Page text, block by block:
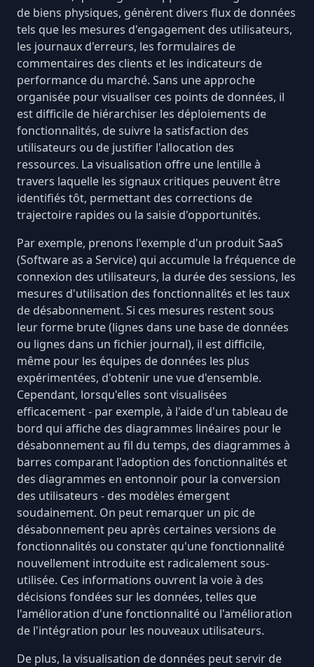
de biens physiques, génèrent divers flux de données
tels que les mesures d'engagement des utilisateurs,
les journaux d'erreurs, les formulaires de
commentaires des clients et les indicateurs de
performance du marché. Sans une approche
organisée pour visualiser ces points de données, il
est difficile de hiérarchiser les déploiements de
fonctionnalités, de suivre la satisfaction des
utilisateurs ou de justifier l'allocation des
ressources. La visualisation offre une lentille à
travers laquelle les signaux critiques peuvent être
identifiés tôt, permettant des corrections de
trajectoire rapides ou la saisie d'opportunités.
Par exemple, prenons l'exemple d'un produit SaaS
(Software as a Service) qui accumule la fréquence de
connexion des utilisateurs, la durée des sessions, les
mesures d'utilisation des fonctionnalités et les taux
de désabonnement. Si ces mesures restent sous
leur forme brute (lignes dans une base de données
ou lignes dans un fichier journal), il est difficile,
même pour les équipes de données les plus
expérimentées, d'obtenir une vue d'ensemble.
Cependant, lorsqu'elles sont visualisées
efficacement - par exemple, à l'aide d'un tableau de
bord qui affiche des diagrammes linéaires pour le
désabonnement au fil du temps, des diagrammes à
barres comparant l'adoption des fonctionnalités et
des diagrammes en entonnoir pour la conversion
des utilisateurs - des modèles émergent
soudainement. On peut remarquer un pic de
désabonnement peu après certaines versions de
fonctionnalités ou constater qu'une fonctionnalité
nouvellement introduite est radicalement sous-
utilisée. Ces informations ouvrent la voie à des
décisions fondées sur les données, telles que
l'amélioration d'une fonctionnalité ou l'amélioration
de l'intégration pour les nouveaux utilisateurs.
De plus, la visualisation de données peut servir de